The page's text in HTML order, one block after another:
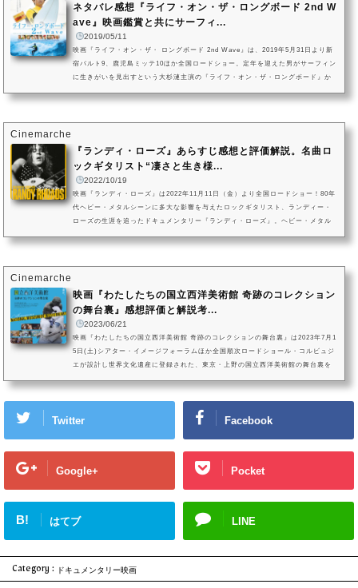
ネタバレ感想『ライフ・オン・ザ・ロングボード 2nd W
ave』映画鑑賞と共にサーフィ...
2019/05/11
映画『ライフ・オン・ザ・ ロングボード 2nd Wave』は、2019年5月31日より新
宿バルト9、鹿児島ミッテ10ほか全国ロードショー。定年を迎えた男がサーフィン
に生きがいを見出すという大杉漣主演の『ライフ・オン・ザ・ロングボード』か
Cinemarche
『ランディ・ローズ』あらすじ感想と評価解説。名曲ロ
ックギタリスト“凄さと生き様...
2022/10/19
映画『ランディ・ローズ』は2022年11月11日（金）より全国ロードショー！80年
代ヘビー・メタルシーンに多大な影響を与えたロックギタリスト、ランディー・
ローズの生涯を追ったドキュメンタリー『ランディ・ローズ』。ヘビー・メタル
Cinemarche
映画『わたしたちの国立西洋美術館 奇跡のコレクション
の舞台裏』感想評価と解説考...
2023/06/21
映画『わたしたちの国立西洋美術館 奇跡のコレクションの舞台裏』は2023年7月1
5日(土)シアター・イメージフォーラムほか全国順次ロードショール・コルビュジ
エが設計し世界文化遺産に登録された、東京・上野の国立西洋美術館の舞台裏を
めに休館した際、美術館の内部にカメラが入り、1年半の長期間にわ...
Twitter Facebook
Google+ Pocket
B! はてブ LINE
Category : ドキュメンタリー映画